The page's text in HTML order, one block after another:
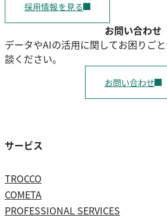
採用情報を見る
お問い合わせ
データやAIの活用に関してお困りご
談ください。
お問い合わせ
サービス
TROCCO
COMETA
PROFESSIONAL SERVICES